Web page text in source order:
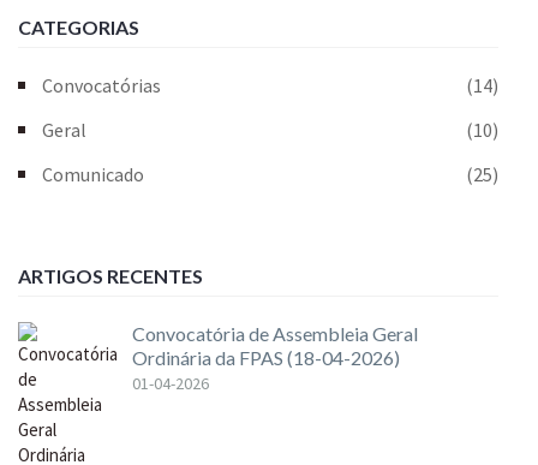
CATEGORIAS
Convocatórias
(14)
Geral
(10)
Comunicado
(25)
ARTIGOS RECENTES
Convocatória de Assembleia Geral
Ordinária da FPAS (18-04-2026)
01-04-2026